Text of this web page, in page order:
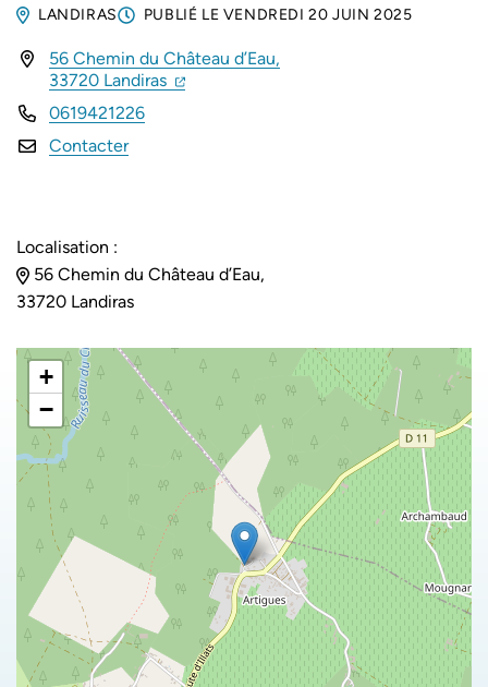
LANDIRAS
PUBLIÉ LE VENDREDI 20 JUIN 2025
INFOS UTILES
56 Chemin du Château d’Eau,
33720 Landiras (ouverture dans un nouvel onglet)
(ouverture dans un nouvel onglet)
0619421226
Contacter
Localisation :
56 Chemin du Château d’Eau,
33720 Landiras
+
−